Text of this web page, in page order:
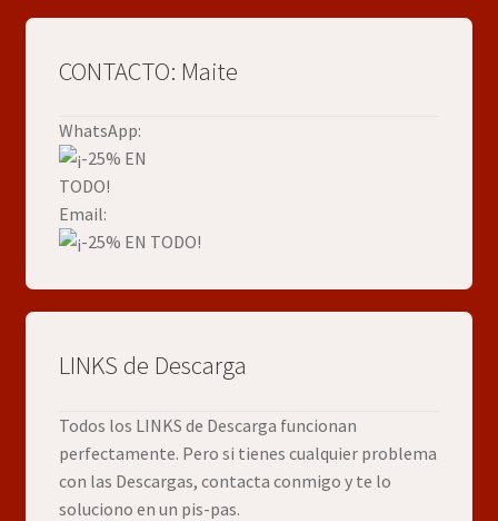
CONTACTO: Maite
WhatsApp:
Email:
LINKS de Descarga
Todos los LINKS de Descarga funcionan
perfectamente. Pero si tienes cualquier problema
con las Descargas, contacta conmigo y te lo
soluciono en un pis-pas.